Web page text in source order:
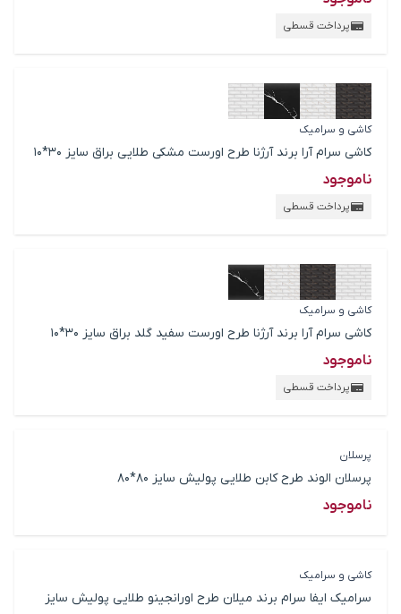
پرداخت قسطی
کاشی و سرامیک
کاشی سرام آرا برند آرژنا طرح اورست مشکی طلایی براق سایز 30*10
ناموجود
پرداخت قسطی
کاشی و سرامیک
کاشی سرام آرا برند آرژنا طرح اورست سفید گلد براق سایز 30*10
ناموجود
پرداخت قسطی
پرسلان
پرسلان الوند طرح کابن طلایی پولیش سایز 80*80
ناموجود
کاشی و سرامیک
سرامیک ایفا سرام برند میلان طرح اورانجینو طلایی پولیش سایز